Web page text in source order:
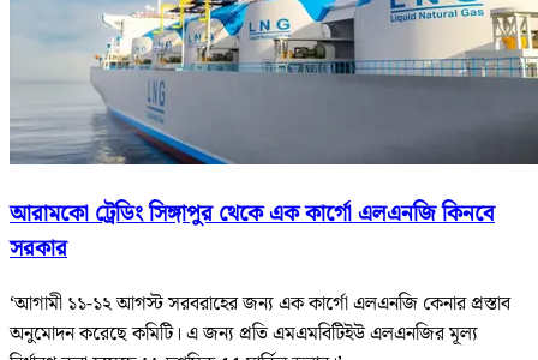
আরামকো ট্রেডিং সিঙ্গাপুর থেকে এক কার্গো এলএনজি কিনবে
সরকার
‘আগামী ১১-১২ আগস্ট সরবরাহের জন্য এক কার্গো এলএনজি কেনার প্রস্তাব
অনুমোদন করেছে কমিটি। এ জন্য প্রতি এমএমবিটিইউ এলএনজির মূল্য